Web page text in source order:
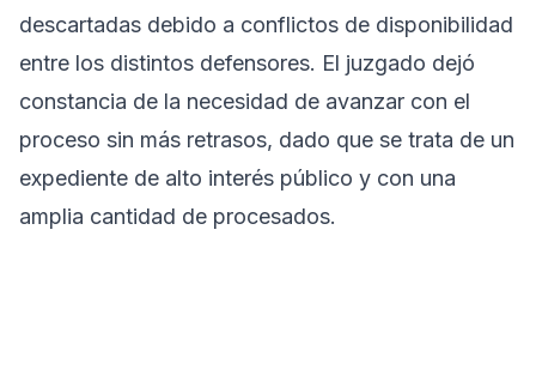
descartadas debido a conflictos de disponibilidad
entre los distintos defensores. El juzgado dejó
constancia de la necesidad de avanzar con el
proceso sin más retrasos, dado que se trata de un
expediente de alto interés público y con una
amplia cantidad de procesados.